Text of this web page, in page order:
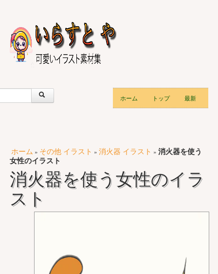
ホーム トップ 最新
ホーム » その他 イラスト » 消火器 イラスト » 消火器を使う
女性のイラスト
消火器を使う女性のイラ
スト